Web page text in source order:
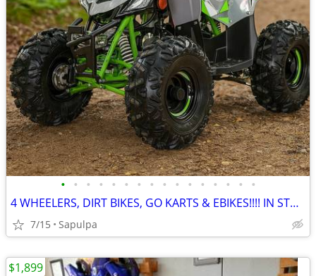
• • • • • • • • • • • • • • • •
4 WHEELERS, DIRT BIKES, GO KARTS & EBIKES!!!! IN STOCK NOW!!!
7/15 Sapulpa
$1,899